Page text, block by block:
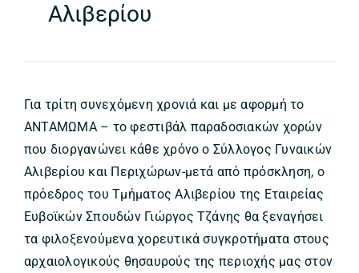
Αλιβερίου
Για τρίτη συνεχόμενη χρονιά και με αφορμή το
ΑΝΤΑΜΩΜΑ – το φεστιβάλ παραδοσιακών χορών
που διοργανώνει κάθε χρόνο ο Σύλλογος Γυναικών
Αλιβερίου και Περιχώρων-μετά από πρόσκληση, ο
πρόεδρος του Τμήματος Αλιβερίου της Εταιρείας
Ευβοϊκών Σπουδών Γιώργος Τζάνης θα ξεναγήσει
τα φιλοξενούμενα χορευτικά συγκροτήματα στους
αρχαιολογικούς θησαυρούς της περιοχής μας στον